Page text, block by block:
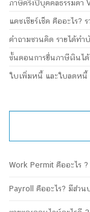
ภาษีครึ่งปีบุคคลธรรมดา
แคชเชียร์เช็ค คืออะไร?
คำถามชวนคิด รายได้ท
ขั้นตอนการยื่นภาษีเงินไ
ใบเพิ่มหนี้ และใบลดหนี้
Work Permit คืออะไร
Payroll คืออะไร? มีส่วน